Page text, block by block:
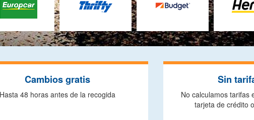
Cambios gratis
Hasta 48 horas antes de la recogida
Sin
No calculamos tarifas
tarjeta de crédito